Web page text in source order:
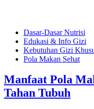
Dasar-Dasar Nutrisi
Edukasi & Info Gizi
Kebutuhan Gizi
Pola Makan Sehat
Manfaat Pola
Tahan Tubuh